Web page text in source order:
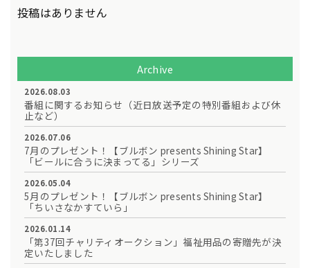
投稿はありません
Archive
2026.08.03
番組に関するお知らせ（近日放送予定の特別番組および休
止など）
2026.07.06
7月のプレゼント！【ブルボン presents Shining Star】
「ビールに合うに決まってる」シリーズ
2026.05.04
5月のプレゼント！【ブルボン presents Shining Star】
「ちいさなかすていら」
2026.01.14
「第37回チャリティオークション」福祉用品の寄贈先が決
定いたしました